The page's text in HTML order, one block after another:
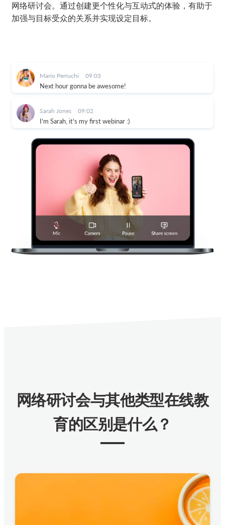
Victoria Pack 09:04
Starting soon!
Mario Perruchi 09:03
Next hour gonna be awesome!
网络研讨会。通过创建更个性化与互动式的体验，有助于
加强与目标受众的关系并实现设定目标。
网络研讨会与其他类型在线教
育的区别是什么？